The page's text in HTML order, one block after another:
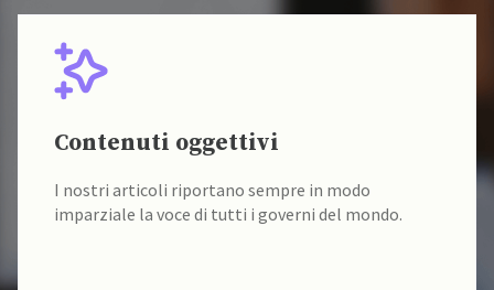
Contenuti oggettivi
I nostri articoli riportano sempre in modo
imparziale la voce di tutti i governi del mondo.